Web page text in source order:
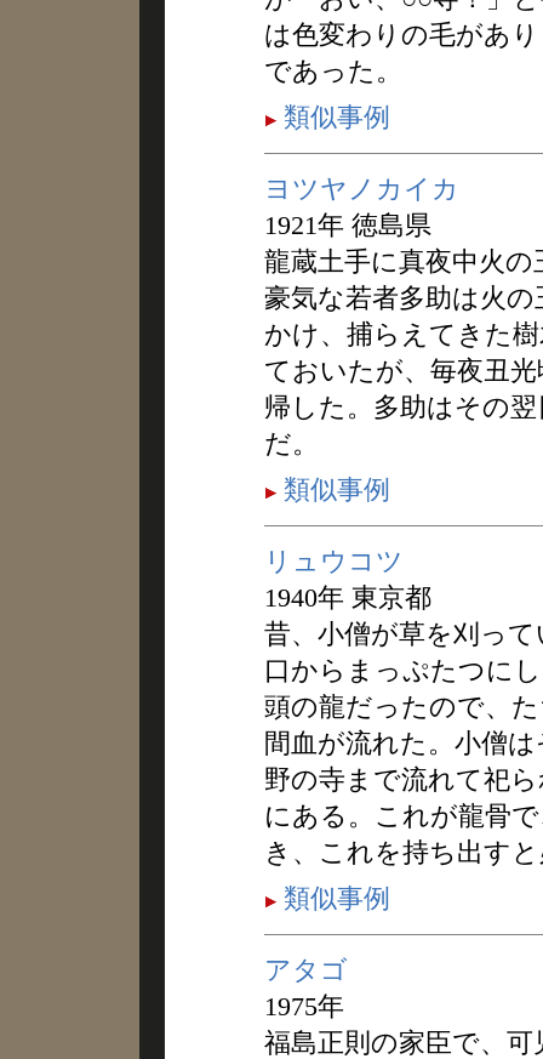
は色変わりの毛があ
であった。
類似事例
ヨツヤノカイカ
1921年 徳島県
龍蔵土手に真夜中火
豪気な若者多助は火
かけ、捕らえてきた
ておいたが、毎夜丑
帰した。多助はその
だ。
類似事例
リュウコツ
1940年 東京都
昔、小僧が草を刈っ
口からまっぷたつに
頭の龍だったので、
間血が流れた。小僧
野の寺まで流れて祀
にある。これが龍骨
き、これを持ち出す
類似事例
アタゴ
1975年
福島正則の家臣で、